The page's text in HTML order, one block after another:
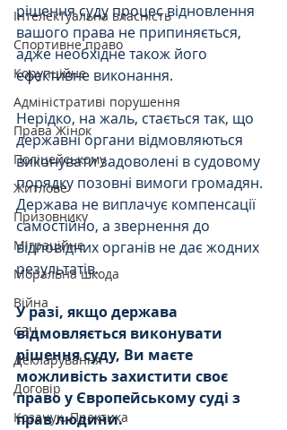
Інтелектуальна власність
Спортивне право
Корупційне
Адміністративі порушення
Права Жінок
Поліцейському
Житлове
Призовнику
Міграційне
Моральна шкода
Війна
СЗЧ
Декларування
Договір
Козачук. Практика
рішення суду процес відновлення
вашого права не припиняється,
адже необхідне також його
ефективне виконання.
Нерідко, на жаль, стається так, що
державні органи відмовляються
виконувати задоволені в судовому
порядку позовні вимоги громадян.
Держава не виплачує компенсації
самостійно, а звернення до
відповідних органів не дає жодних
результатів.
У разі, якщо держава
відмовляється виконувати
рішення суду, Ви маєте
можливість захистити своє
право у Європейському суді з
прав людини.